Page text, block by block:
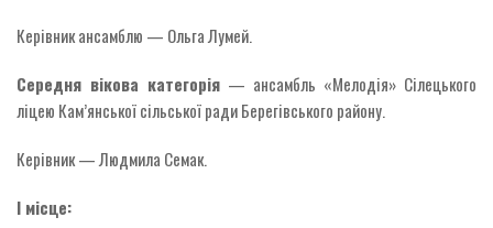
Керівник ансамблю — Ольга Лумей.
Середня вікова категорія — ансамбль «Мелодія» Сілецького
ліцею Кам’янської сільської ради Берегівського району.
Керівник — Людмила Семак.
І місце: